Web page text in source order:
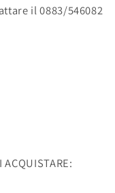
il 0883/546082
ACQUISTARE: